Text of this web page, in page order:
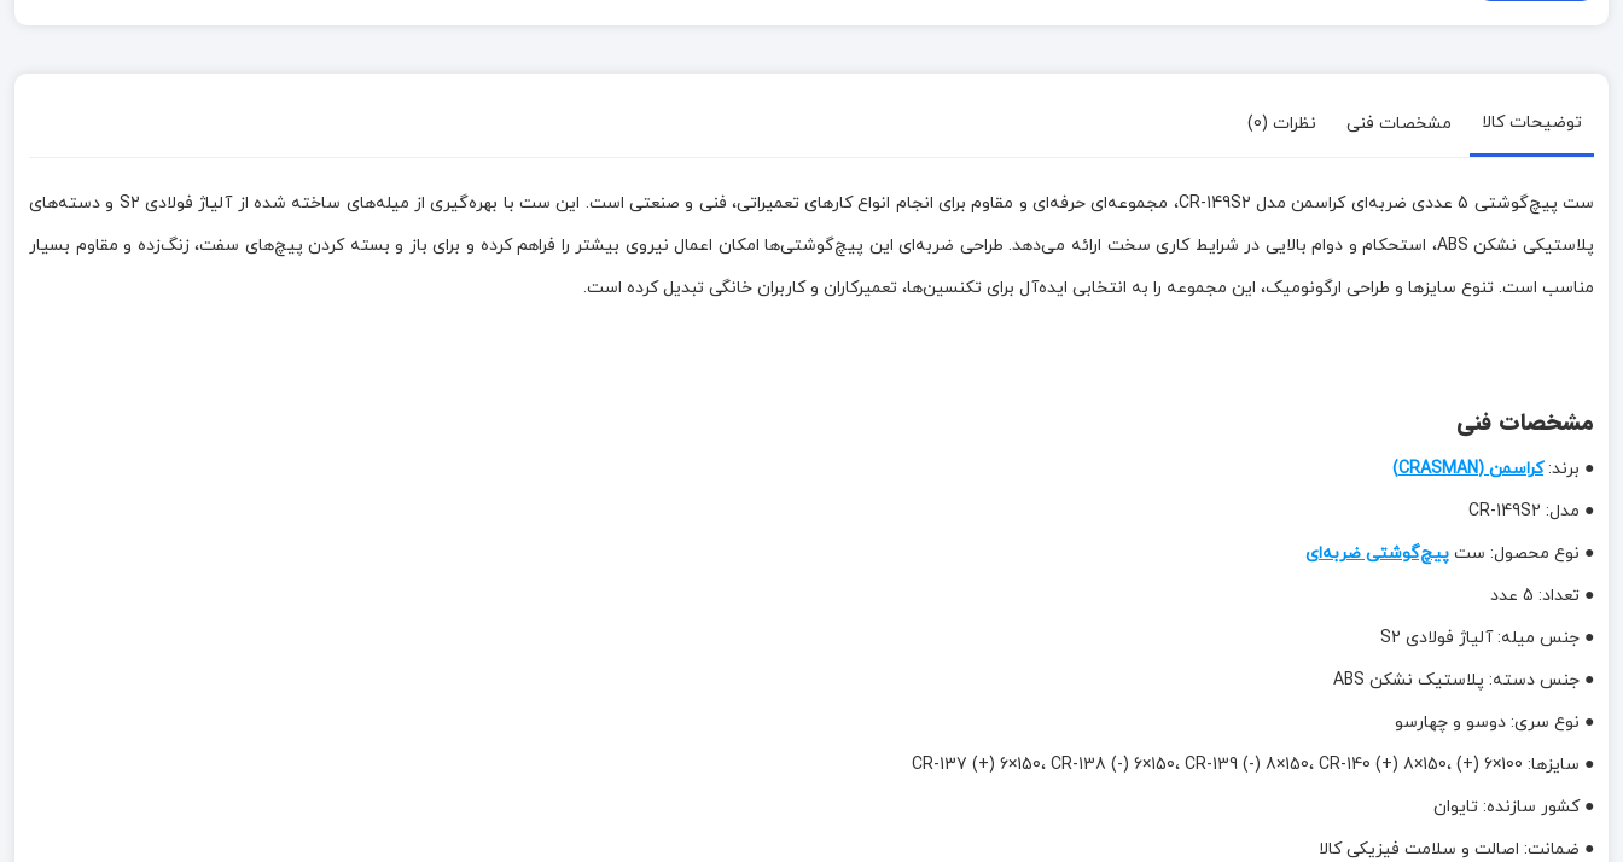
توضیحات کالا مشخصات فنی نظرات (0)
ست پیچ‌گوشتی 5 عددی ضربه‌ای کراسمن مدل CR-149S2، مجموعه‌ای حرفه‌ای و مقاوم برای انجام انواع کارهای تعمیراتی، فنی و صنعتی است. این ست با بهره‌گیری از میله‌های ساخته شده از آلیاژ فولادی S2 و دسته‌های
پلاستیکی نشکن ABS، استحکام و دوام بالایی در شرایط کاری سخت ارائه می‌دهد. طراحی ضربه‌ای این پیچ‌گوشتی‌ها امکان اعمال نیروی بیشتر را فراهم کرده و برای باز و بسته کردن پیچ‌های سفت، زنگ‌زده و مقاوم بسیار
مناسب است. تنوع سایزها و طراحی ارگونومیک، این مجموعه را به انتخابی ایده‌آل برای تکنسین‌ها، تعمیرکاران و کاربران خانگی تبدیل کرده است.
مشخصات فنی
● برند:کراسمن (CRASMAN)
● مدل: CR-149S2
● نوع محصول: ست پیچ‌گوشتی ضربه‌ای
● تعداد: 5 عدد
● جنس میله: آلیاژ فولادی S2
● جنس دسته: پلاستیک نشکن ABS
● نوع سری: دوسو و چهارسو
● سایزها: CR-137 (+) 6×150، CR-138 (-) 6×150، CR-139 (-) 8×150، CR-140 (+) 8×150، (+) 6×100
● کشور سازنده: تایوان
● ضمانت: اصالت و سلامت فیزیکی کالا